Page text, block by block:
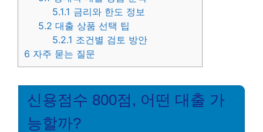
5.1.1 금리와 한도 정보
5.2 대출 상품 선택 팁
5.2.1 조건별 검토 방안
6 자주 묻는 질문
신용점수 800점, 어떤 대출 가
능할까?